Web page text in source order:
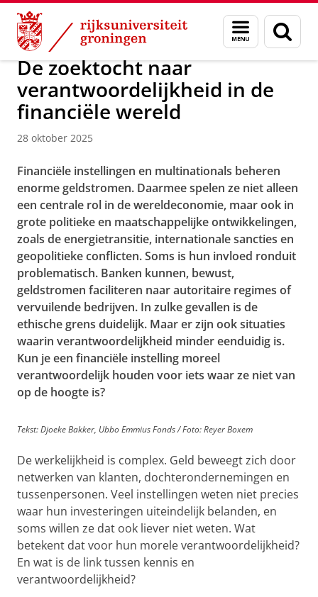
Skip
Content
Skip
Navigation
Menu
en
zoeken
Over ons Actueel Nieuws Nieuwsberichten
De zoektocht naar
verantwoordelijkheid in de
financiële wereld
28 oktober 2025
Financiële instellingen en multinationals beheren
enorme geldstromen. Daarmee spelen ze niet alleen
een centrale rol in de wereldeconomie, maar ook in
grote politieke en maatschappelijke ontwikkelingen,
zoals de energietransitie, internationale sancties en
geopolitieke conflicten. Soms is hun invloed ronduit
problematisch. Banken kunnen, bewust,
geldstromen faciliteren naar autoritaire regimes of
vervuilende bedrijven. In zulke gevallen is de
ethische grens duidelijk. Maar er zijn ook situaties
waarin verantwoordelijkheid minder eenduidig is.
Kun je een financiële instelling moreel
verantwoordelijk houden voor iets waar ze niet van
op de hoogte is?
Tekst: Djoeke Bakker, Ubbo Emmius Fonds / Foto: Reyer Boxem
De werkelijkheid is complex. Geld beweegt zich door
netwerken van klanten, dochterondernemingen en
tussenpersonen. Veel instellingen weten niet precies
waar hun investeringen uiteindelijk belanden, en
soms willen ze dat ook liever niet weten. Wat
betekent dat voor hun morele verantwoordelijkheid?
En wat is de link tussen kennis en
verantwoordelijkheid?